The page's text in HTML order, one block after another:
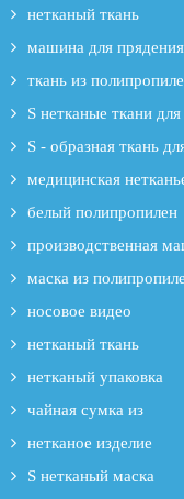
нетканый ткань
машина для
ткань из
S нетканые ткани
S - образная ткань
медицинская
белый полипропилен
производственная
маска из
носовое видео
нетканый ткань
нетканый упаковка
чайная сумка из
нетканое изделие
S нетканый маска